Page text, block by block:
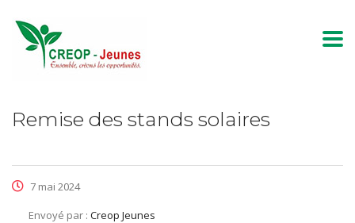
Remise des stands solaires
7 mai 2024
Envoyé par : Creop Jeunes